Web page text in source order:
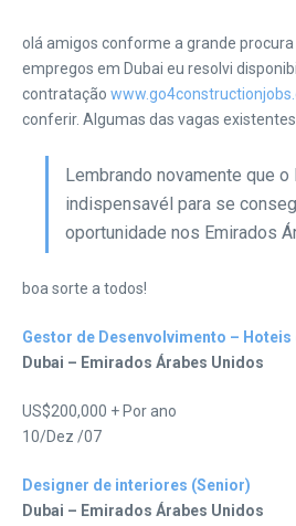
olá amigos conforme a grande
empregos em Dubai eu resolvi
contratação
conferir. Algumas das vagas
Lembrando novamente que o
indispensavél para se
oportunidade nos Emirados
boa sorte a todos!
Gestor de Desenvolvimento – Hoteis
Dubai – Emirados Árabes Unidos
US$200,000 + Por ano
10/Dez /07
Designer de interiores (Senior)
Dubai – Emirados Árabes Unidos